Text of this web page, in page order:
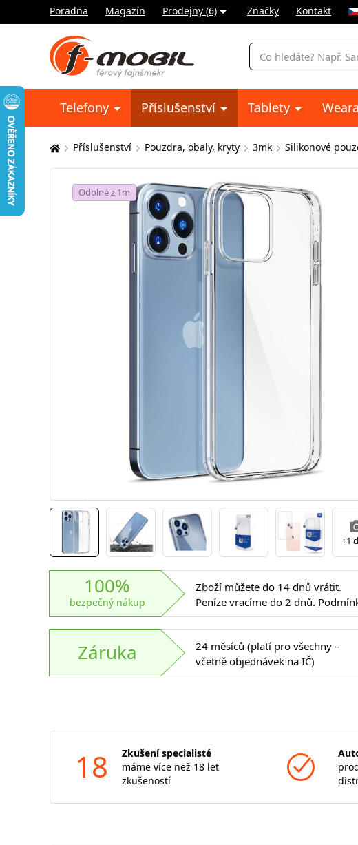
Poradna Magazín Prodejny (6) Značky Kontakt
Vyhledávání
Telefony Příslušenství Tablety
Zde
se
Příslušenství Pouzdra, obaly, kryty 3mk Silikonové
Odolné z 1m
+1
100%
bezpečný nákup
Zboží můžete do 14 dnů vrátit.
Peníze vracíme do 2 dnů.
Záruka
24 měsíců (platí pro všechny –
včetně objednávek na IČ)
18
Zkušení specialisté
máme více než 18 let
zkušeností